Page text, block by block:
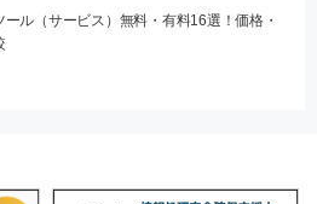
ール（サービス）無料・有料16選！価格・